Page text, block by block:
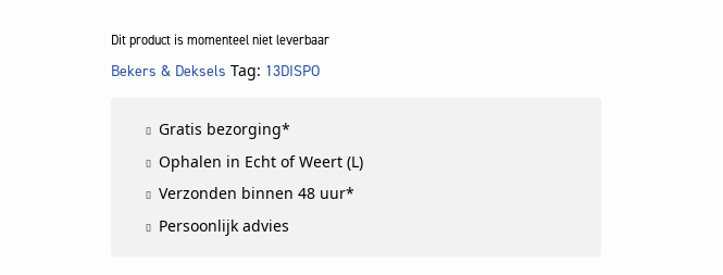
Dit product is momenteel niet leverbaar
Bekers & Deksels Tag: 13DISPO
Gratis bezorging*
Ophalen in Echt of Weert (L)
Verzonden binnen 48 uur*
Persoonlijk advies